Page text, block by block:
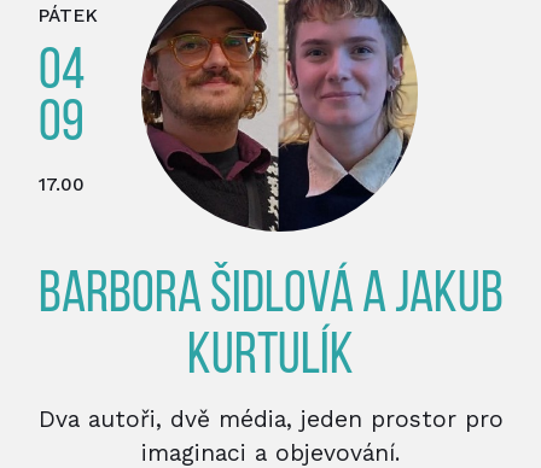
PÁTEK
04
09
17.00
BARBORA ŠIDLOVÁ A JAKUB
KURTULÍK
Dva autoři, dvě média, jeden prostor pro
imaginaci a objevování.